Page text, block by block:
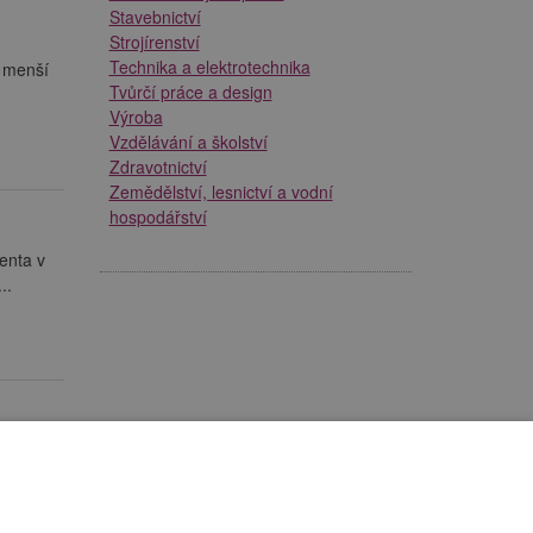
v
Stavebnictví
Strojírenství
Technika a elektrotechnika
Tvůrčí práce a design
Výroba
Vzdělávání a školství
Zdravotnictví
Zemědělství, lesnictví a vodní
hospodářství